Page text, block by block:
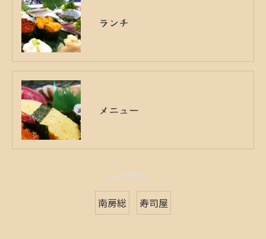
ランチ
メニュー
南房総 寿司屋